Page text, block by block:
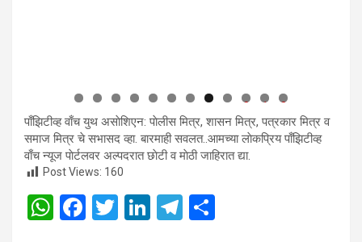
0 1
2
पाँझिटीव्ह वाँच युथ असाेशिएन: पाेलीस मित्र, शासन मित्र, पत्रकार मित्र व
समाज मित्र चे सभासद व्हा. बारमाही सवलत..आमच्या लाेकप्रिय पाँझिटीव्ह
वाँच न्यूज पाेर्टलवर अल्पदरात छाेटी व माेठी जाहिरात द्या.
Post Views: 160
W F
T
Li
T